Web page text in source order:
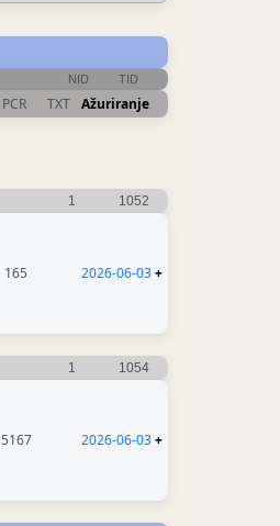
NID TID
PCR TXT Ažuriranje
1 1052
165 2026-06-03+
1 1054
5167 2026-06-03+